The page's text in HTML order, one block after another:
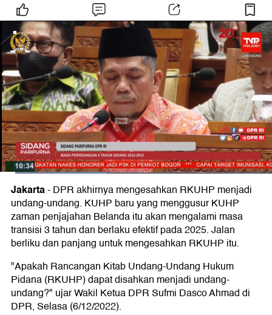
Jakarta-DPR akhirnya mengesahkan RKUHP menjadi
undang-undang. KUHP baru yang menggusur KUHP
zaman penjajahan Belanda itu akan mengalami masa
transisi 3 tahun dan berlaku efektif pada 2025. Jalan
berliku dan panjang untuk mengesahkan RKUHP itu.
"Apakah Rancangan Kitab Undang-Undang Hukum
Pidana (RKUHP) dapat disahkan menjadi undang-
undang?" ujar Wakil Ketua DPR Sufmi Dasco Ahmad di
DPR, Selasa (6/12/2022).